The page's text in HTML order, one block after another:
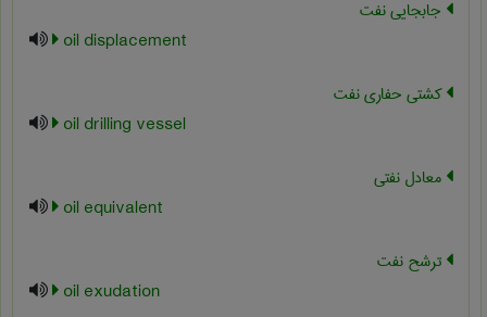
جابجایی نفت
oil displacement
کشتی حفاری نفت
oil drilling vessel
معادل نفتی
oil equivalent
ترشح نفت
oil exudation